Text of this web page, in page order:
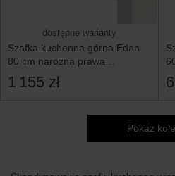
dostępne warianty
Szafka kuchenna górna Edan
80 cm narożna prawa
biały canadian zabudowuje
naroże 80x95cm
1 155 zł
Pokaż